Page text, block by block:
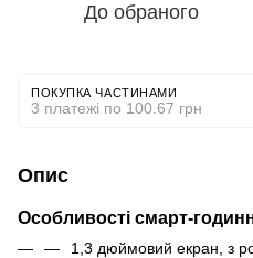
До обраного
ПОКУПКА ЧАСТИНАМИ
3 платежі по 100.67 грн
Опис
Особливості смарт-
1,3 дюймовий екран, з